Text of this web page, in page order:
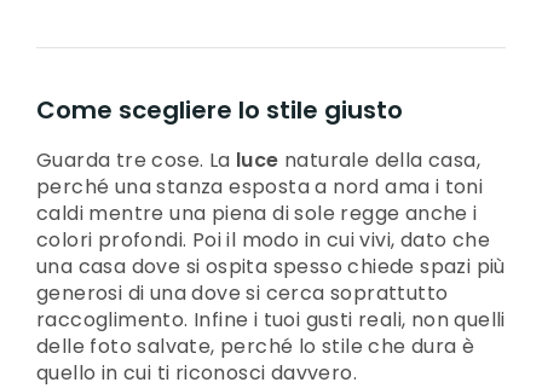
Come scegliere lo stile giusto
Guarda tre cose. La luce naturale della casa,
perché una stanza esposta a nord ama i toni
caldi mentre una piena di sole regge anche i
colori profondi. Poi il modo in cui vivi, dato che
una casa dove si ospita spesso chiede spazi più
generosi di una dove si cerca soprattutto
raccoglimento. Infine i tuoi gusti reali, non quelli
delle foto salvate, perché lo stile che dura è
quello in cui ti riconosci davvero.